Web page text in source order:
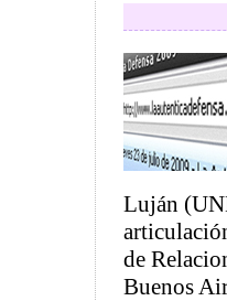
Luján
de
Buenos